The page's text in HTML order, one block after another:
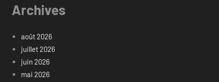
Archives
août 2026
juillet 2026
juin 2026
mai 2026